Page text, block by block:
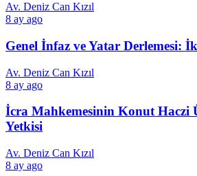
Av. Deniz Can Kızıl
8 ay ago
Genel İnfaz ve Yatar Derlemesi:
Av. Deniz Can Kızıl
8 ay ago
İcra Mahkemesinin Konut Haczi
Yetkisi
Av. Deniz Can Kızıl
8 ay ago